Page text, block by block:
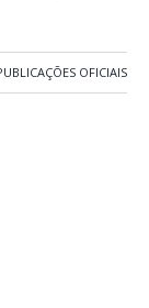
OFICIAIS